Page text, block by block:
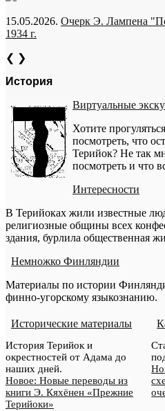
15.05.2026. Очерк Э. Лампена
1934 г.
❮ ❯
История
Виртуальные
Хотите
посмотреть, что
Терийок? Не так
посмотреть и что
Интересности
В Терийоках жили известные
религиозные общины всех
здания, бурлила общественная
Немножко Финляндии
Материалы по истории
финно-угорскому языкознанию.
Исторические материалы
История Терийок и
окрестностей от Адама до
наших дней.
Новое: Новые переводы из
книги Э. Кяхёнен «Прежние
Терийоки»